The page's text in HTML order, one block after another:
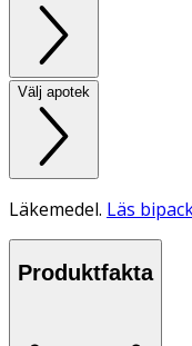
Välj apotek
Läkemedel. Läs
Produktfakta